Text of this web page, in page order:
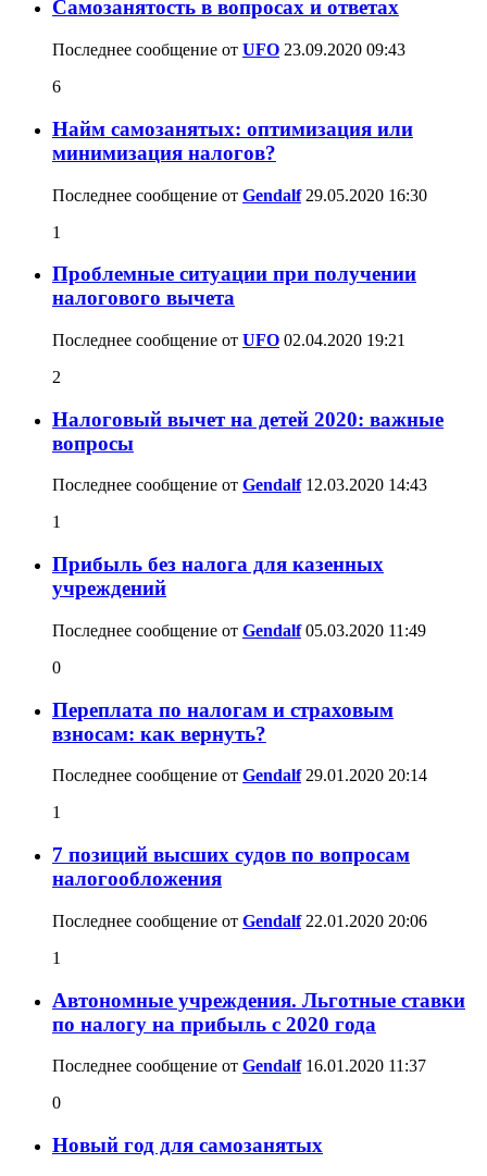
Самозанятость в вопросах и ответах
Последнее сообщение от UFO 23.09.2020 09:43
6
Найм самозанятых: оптимизация или
минимизация налогов?
Последнее сообщение от Gendalf29.05.2020 16:30
1
Проблемные ситуации при получении
налогового вычета
Последнее сообщение от UFO 02.04.2020 19:21
2
Налоговый вычет на детей 2020: важные
вопросы
Последнее сообщение от Gendalf12.03.2020 14:43
1
Прибыль без налога для казенных
учреждений
Последнее сообщение от Gendalf05.03.2020 11:49
0
Переплата по налогам и страховым
взносам: как вернуть?
Последнее сообщение от Gendalf29.01.2020 20:14
1
7 позиций высших судов по вопросам
налогообложения
Последнее сообщение от Gendalf22.01.2020 20:06
1
Автономные учреждения. Льготные ставки
по налогу на прибыль с 2020 года
Последнее сообщение от Gendalf16.01.2020 11:37
0
Новый год для самозанятых